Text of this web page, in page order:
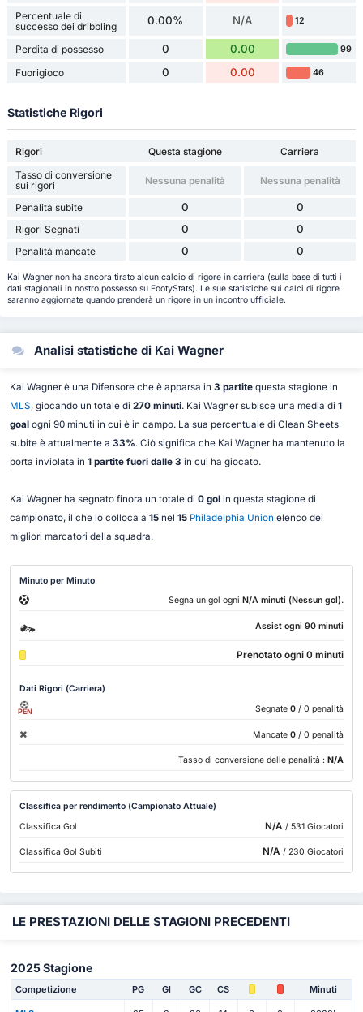
Percentuale di
successo dei dribbling
0.00% N/A 12
Perdita di possesso 0 0.00 99
Fuorigioco 0 0.00 46
Statistiche Rigori
Rigori Questa stagione
Carriera
Tasso di conversione
sui rigori
Nessuna penalità Nessuna penalità
Penalità subite 0 0
Rigori Segnati 0 0
Penalità mancate 0 0
Kai Wagner non ha ancora tirato alcun calcio di rigore in carriera (sulla base di tutti i
dati stagionali in nostro possesso su FootyStats). Le sue statistiche sui calci di rigore
saranno aggiornate quando prenderà un rigore in un incontro ufficiale.
Analisi statistiche di Kai Wagner
Kai Wagner è una Difensore che è apparsa in 3 partitequesta stagione in
MLS, giocando un totale di 270 minuti. Kai Wagner subisce una media di 1
goalogni 90 minuti in cui è in campo. La sua percentuale di Clean Sheets
subite è attualmente a 33%. Ciò significa che Kai Wagner ha mantenuto la
porta inviolata in 1 partite fuori dalle 3 in cui ha giocato.
Kai Wagner ha segnato finora un totale di 0 golin questa stagione di
campionato, il che lo colloca a 15nel 15 Philadelphia Union elenco dei
migliori marcatori della squadra.
Minuto per Minuto
Segna un gol ogni N/A minuti (Nessun gol).
Assist ogni 90 minuti
Prenotato ogni 0 minuti
Dati Rigori (Carriera)
PEN Segnate 0 / 0 penalità
Mancate 0 / 0 penalità
Tasso di conversione delle penalità : N/A
Classifica per rendimento (Campionato Attuale)
Classifica Gol
N/A / 531 Giocatori
Classifica Gol Subiti N/A / 230 Giocatori
LE PRESTAZIONI DELLE STAGIONI PRECEDENTI
2025 Stagione
Competizione PG Gl GC CS Minuti